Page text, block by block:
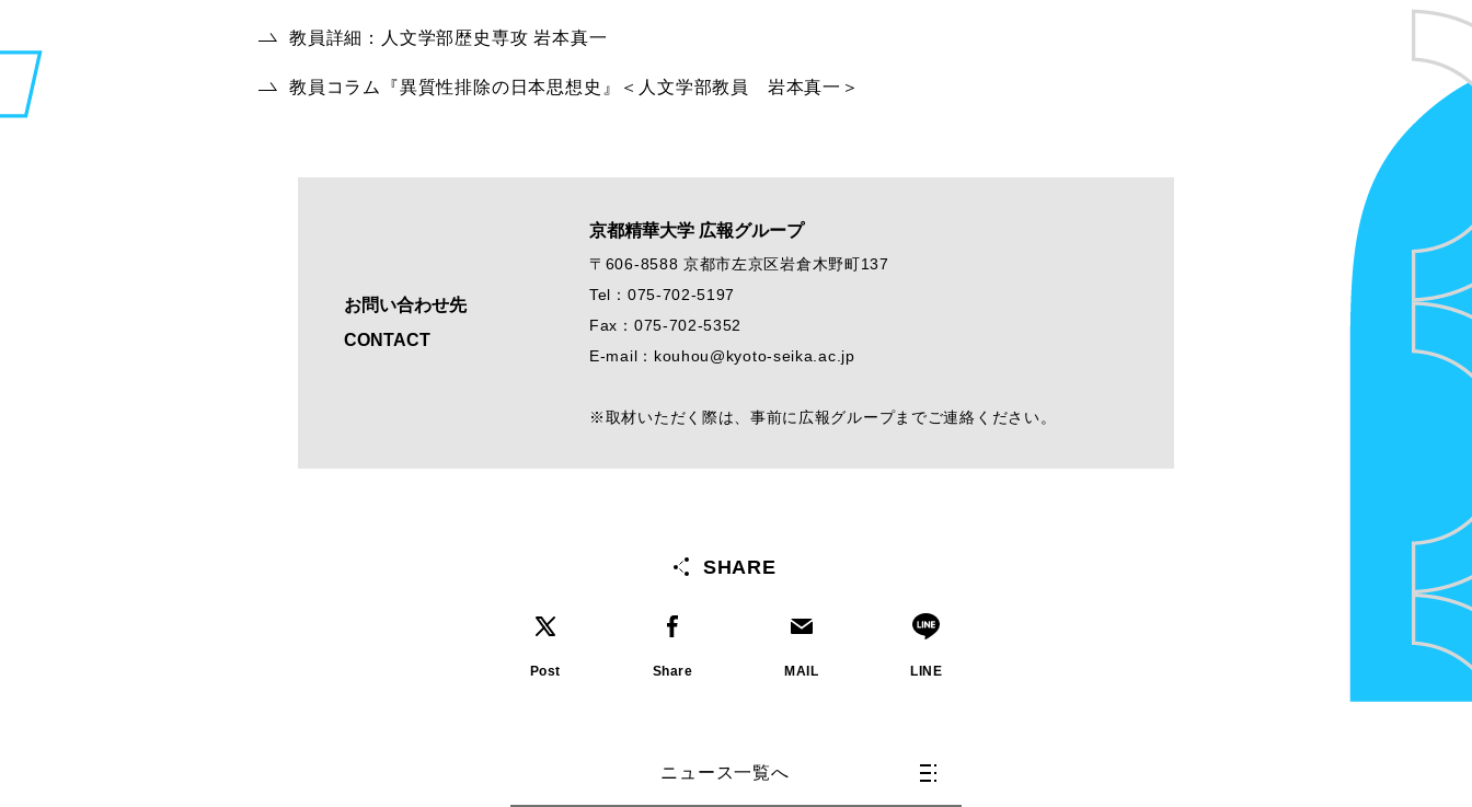
教員詳細：人文学部歴史専攻 岩本真一
教員コラム『異質性排除の日本思想史』＜人文学部教員 岩本真一＞
お問い合わせ先
CONTACT
京都精華大学 広報グループ
〒606-8588 京都市左京区岩倉木野町137
Tel：075-702-5197
Fax：075-702-5352
E-mail：kouhou@kyoto-seika.ac.jp
※取材いただく際は、事前に広報グループまでご連絡ください。
SHARE
Post Share MAIL LINE
ニュース一覧へ